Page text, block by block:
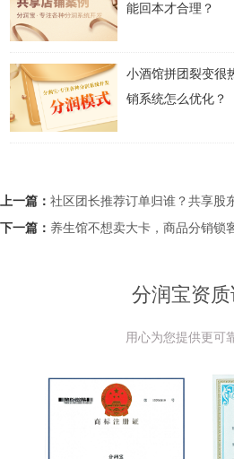
能回本才合理？
小酒馆拼团裂变很
销系统怎么优化？
上一篇： 社区团长推荐订单归谁？共享股
下一篇： 养生馆不想卖大卡，商品分销锁
分润宝资
用心为您提供更可